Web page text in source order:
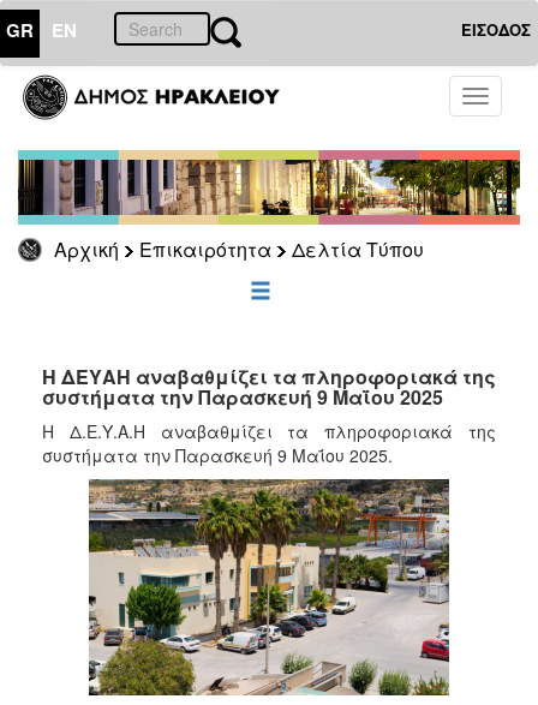
GR EN ΕΙΣΟΔΟΣ
Toggle
Αρχική Επικαιρότητα Δελτία Τύπου
ΕΠΙΚΑΙΡΟΤΗΤΑ
Τύπου
Αρχείο
ΕΠΙΣΚΕΠΤΗΣ
ΗΡΑΚΛΕΙΟ
Η ΔΕΥΑΗ αναβαθμίζει τα πληροφοριακά της
συστήματα την Παρασκευή 9 Μαΐου 2025
H Δ.Ε.Υ.Α.Η αναβαθμίζει τα πληροφοριακά της
συστήματα την Παρασκευή 9 Μαΐου 2025.